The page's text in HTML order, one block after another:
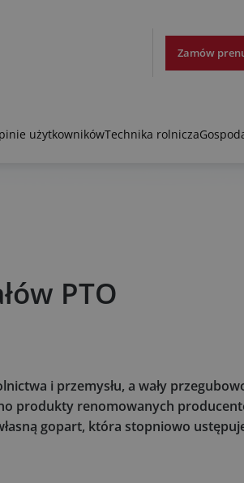
Zamów
użytkownikówTechnika rolnicza
PTO
i przemysłu, a wały
produkty renomowanych
gopart, która stopniowo